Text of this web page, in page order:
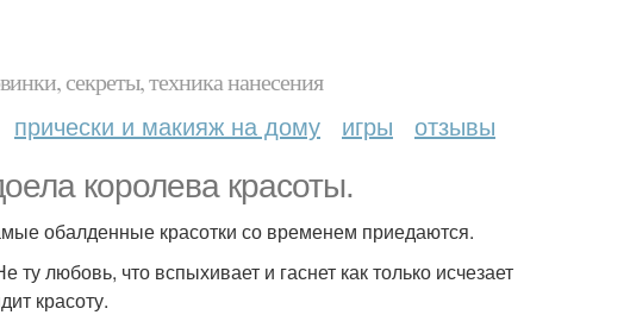
секреты, техника нанесения
прически и макияж на дому игры отзывы
королева красоты.
обалденные красотки со временем приедаются.
любовь, что вспыхивает и гаснет как только исчезает
красоту.